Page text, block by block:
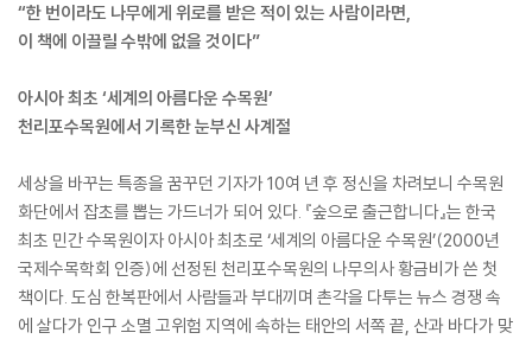
“한 번이라도 나무에게 위로를 받은 적이 있는 사람이라면,
이 책에 이끌릴 수밖에 없을 것이다”
아시아 최초 ‘세계의 아름다운 수목원’
천리포수목원에서 기록한 눈부신 사계절
세상을 바꾸는 특종을 꿈꾸던 기자가 10여 년 후 정신을 차려보니 수목원
화단에서 잡초를 뽑는 가드너가 되어 있다. 『숲으로 출근합니다』는 한국
최초 민간 수목원이자 아시아 최초로 ‘세계의 아름다운 수목원’(2000년
국제수목학회 인증)에 선정된 천리포수목원의 나무의사 황금비가 쓴 첫
책이다. 도심 한복판에서 사람들과 부대끼며 촌각을 다투는 뉴스 경쟁 속
에 살다가 인구 소멸 고위험 지역에 속하는 태안의 서쪽 끝, 산과 바다가 맞